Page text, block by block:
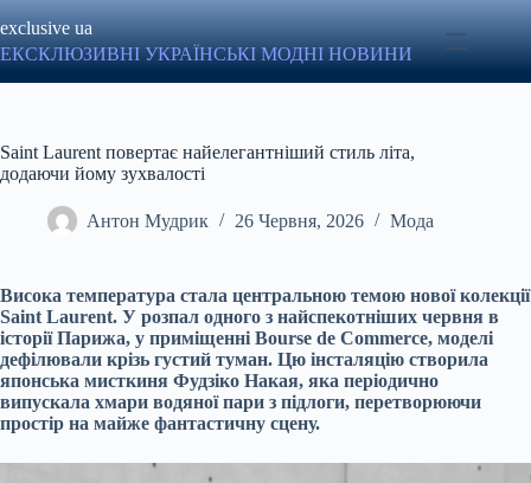
до
вмісту
exclusive ua
ЕКСКЛЮЗИВНІ УКРАЇНСЬКІ МОДНІ НОВИНИ
Saint Laurent повертає найелегантніший стиль літа,
додаючи йому зухвалості
Антон Мудрик 26 Червня, 2026 Мода
Висока температура стала центральною темою нової колекції
Saint Laurent. У розпал одного з найспекотніших червня в
історії Парижа, у приміщенні Bourse de Commerce, моделі
дефілювали крізь густий туман. Цю інсталяцію створила
японська мисткиня Фудзіко Накая, яка періодично
випускала хмари водяної пари з підлоги, перетворюючи
простір на майже фантастичну сцену.